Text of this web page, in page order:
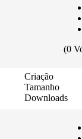
(0
Criação
Tamanho
Downloads